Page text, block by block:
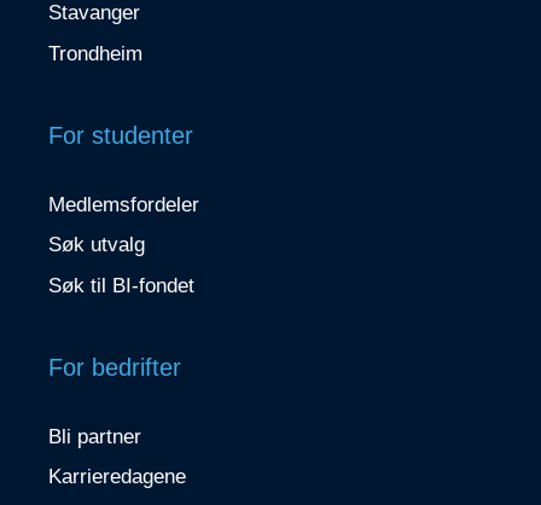
Stavanger
Trondheim
For studenter
Medlemsfordeler
Søk utvalg
Søk til BI-fondet
For bedrifter
Bli partner
Karrieredagene